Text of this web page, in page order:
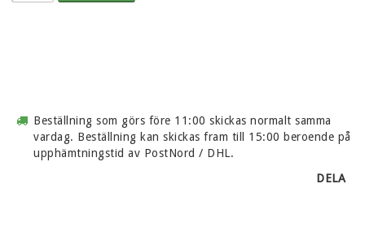
Beställning som görs före 11:00 skickas normalt samma
vardag. Beställning kan skickas fram till 15:00 beroende på
upphämtningstid av PostNord / DHL.
DELA